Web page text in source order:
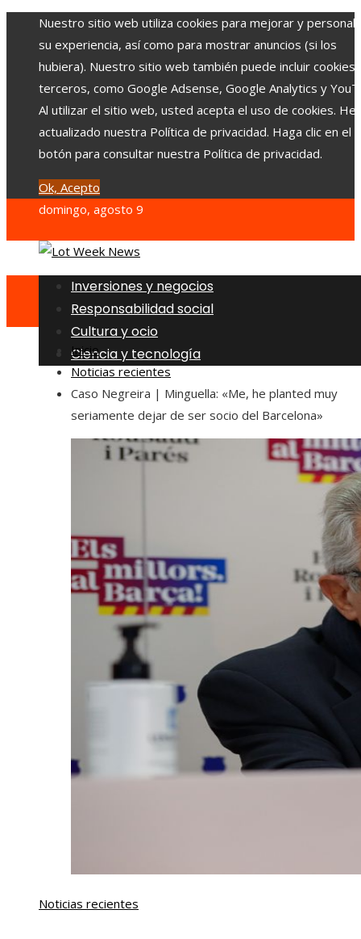
Nuestro sitio web utiliza cookies para mejorar y
su experiencia, así como para mostrar anuncios (si los
hubiera). Nuestro sitio web también puede incluir cookies
terceros, como Google Adsense, Google Analytics y
Al utilizar el sitio web, usted acepta el uso de cookies.
actualizado nuestra Política de privacidad. Haga clic en el
botón para consultar nuestra Política de privacidad.
Ok, Acepto
domingo, agosto 9
Inversiones y negocios
Responsabilidad social
Cultura y ocio
Ciencia y tecnología
Inicio
Noticias recientes
Caso Negreira | Minguella: «Me, he planted muy
seriamente dejar de ser socio del Barcelona»
Noticias recientes